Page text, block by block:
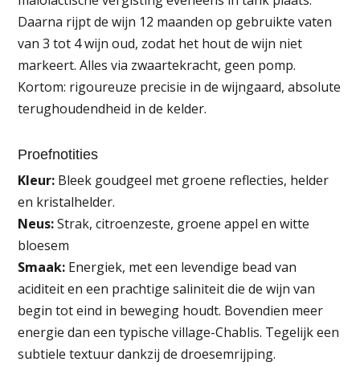
Daarna rijpt de wijn 12 maanden op gebruikte vaten
van 3 tot 4 wijn oud, zodat het hout de wijn niet
markeert. Alles via zwaartekracht, geen pomp.
Kortom: rigoureuze precisie in de wijngaard, absolute
terughoudendheid in de kelder.
Proefnotities
Kleur: Bleek goudgeel met groene reflecties, helder
en kristalhelder.
Neus:Strak, citroenzeste, groene appel en witte
bloesem
Smaak: Energiek, met een levendige bead van
aciditeit en een prachtige saliniteit die de wijn van
begin tot eind in beweging houdt. Bovendien meer
energie dan een typische village-Chablis. Tegelijk een
subtiele textuur dankzij de droesemrijping.